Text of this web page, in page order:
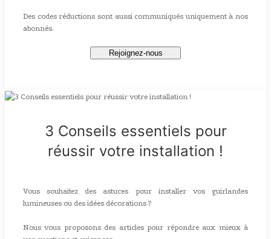
Des codes réductions sont aussi communiqués uniquement à nos
abonnés.
Rejoignez-nous
3 Conseils essentiels pour
réussir votre installation !
Vous souhaitez des astuces pour installer vos guirlandes
lumineuses ou des idées décorations ?
Nous vous proposons des articles pour répondre aux mieux à